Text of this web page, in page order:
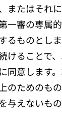
またはそれ
一審の専属
るものとしま
けることで
同意します
のためのも
与えないもの